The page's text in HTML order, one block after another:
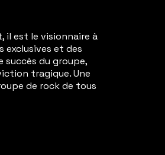
il est le visionnaire à
exclusives et des
succès du groupe,
tragique. Une
de rock de tous